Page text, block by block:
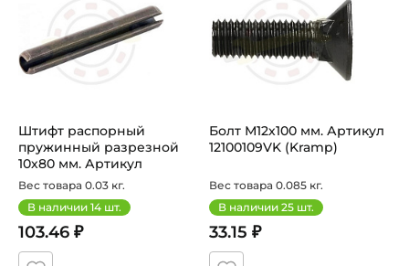
Штифт распорный
пружинный разрезной
10х80 мм. Артикул
14811080 (Kramp)
Вес товара 0.03 кг.
В наличии 14 шт.
103.46 ₽
Болт М12х100 мм. Артикул
12100109VK (Kramp)
Вес товара 0.085 кг.
В наличии 25 шт.
33.15 ₽